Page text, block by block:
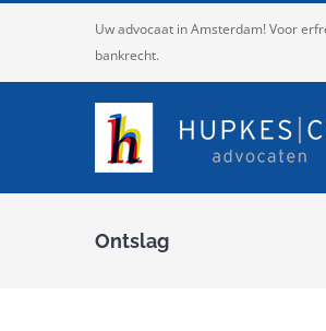
Uw advocaat in Amsterdam! Voor
bankrecht.
Ontslag